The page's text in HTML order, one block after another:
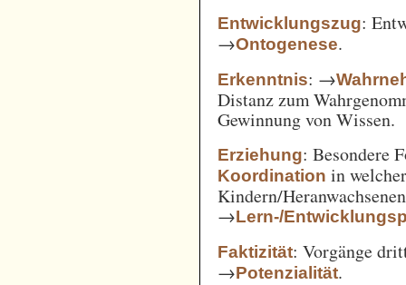
Entwicklungszug:
→Ontogenese.
Erkenntnis: →
Distanz zum
Gewinnung von Wissen.
Erziehung: Besondere
Koordination in
Kindern/
→Lern-/
Faktizität: Vorgänge
→Potenzialität.